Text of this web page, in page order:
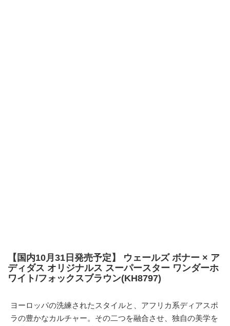
【国内10月31日発売予定】 ウェールズ ボナー × ア
ディダス オリジナルス スーパースター ワンダーホ
ワイト/フォックスブラウン(KH8797)
ヨーロッパの洗練されたスタイルと、アフリカ系ディアスポ
ラの豊かなカルチャー。その二つを融合させ、独自の美学を